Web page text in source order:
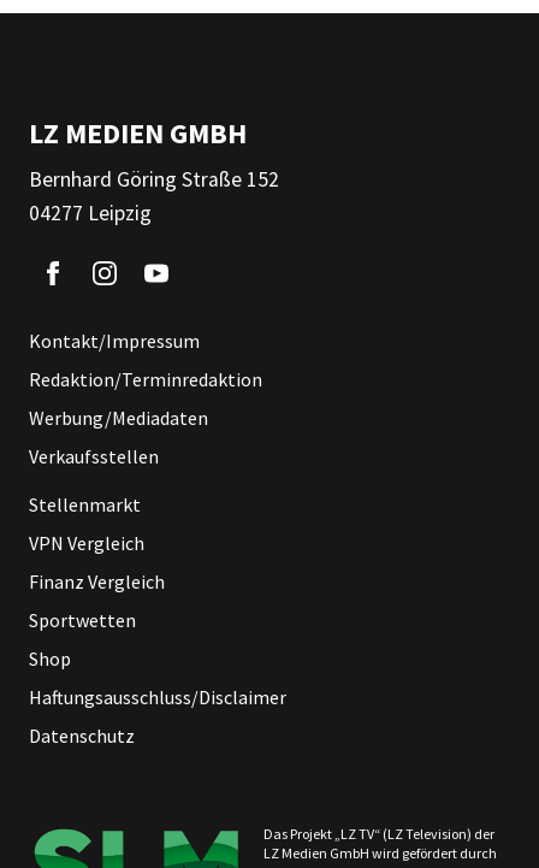
LZ MEDIEN GMBH
Bernhard Göring Straße 152
04277 Leipzig
Kontakt/Impressum
Redaktion/Terminredaktion
Werbung/Mediadaten
Verkaufsstellen
Stellenmarkt
VPN Vergleich
Finanz Vergleich
Sportwetten
Shop
Haftungsausschluss/Disclaimer
Datenschutz
Das Projekt „LZ TV“ (LZ Television) der
LZ Medien GmbH wird gefördert durch